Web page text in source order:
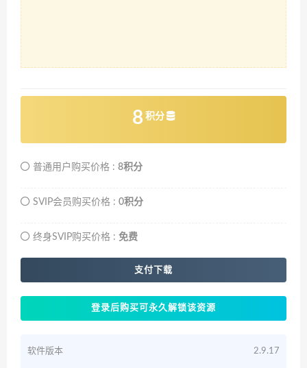
8 积分
普通用户购买价格 : 8积分
SVIP会员购买价格 : 0积分
终身SVIP购买价格 : 免费
支付下载
登录后购买可永久解锁该资源
软件版本 2.9.17